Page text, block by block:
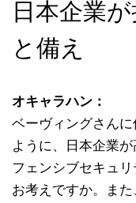
日本企業
と備え
オキャラハン：
ベーヴィングさん
ように、日本企業
フェンシブセキュ
お考えですか。ま